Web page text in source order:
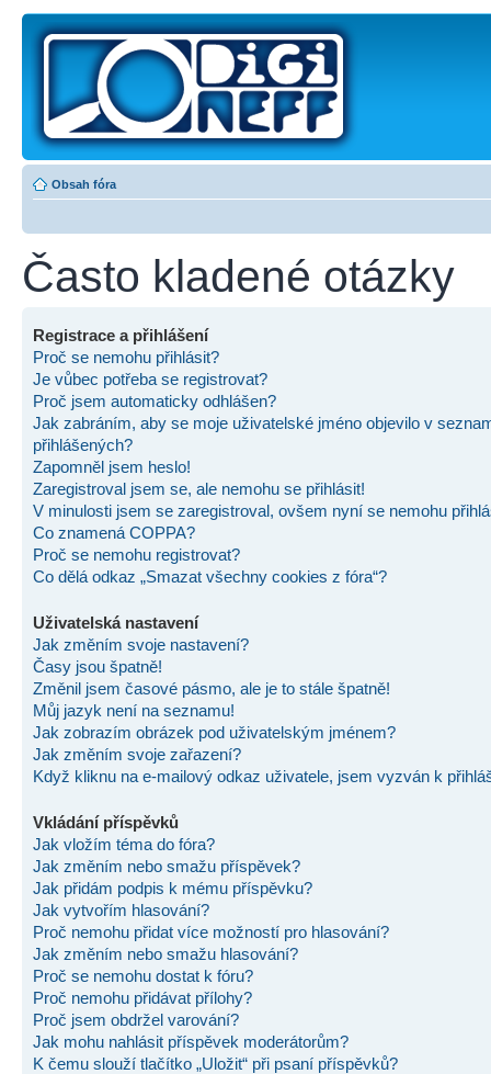
Obsah fóra
Často kladené otázky
Registrace a přihlášení
Proč se nemohu přihlásit?
Je vůbec potřeba se registrovat?
Proč jsem automaticky odhlášen?
Jak zabráním, aby se moje uživatelské jméno objevilo v
přihlášených?
Zapomněl jsem heslo!
Zaregistroval jsem se, ale nemohu se přihlásit!
V minulosti jsem se zaregistroval, ovšem nyní se nemohu
Co znamená COPPA?
Proč se nemohu registrovat?
Co dělá odkaz „Smazat všechny cookies z fóra“?
Uživatelská nastavení
Jak změním svoje nastavení?
Časy jsou špatně!
Změnil jsem časové pásmo, ale je to stále špatně!
Můj jazyk není na seznamu!
Jak zobrazím obrázek pod uživatelským jménem?
Jak změním svoje zařazení?
Když kliknu na e-mailový odkaz uživatele, jsem vyzván k
Vkládání příspěvků
Jak vložím téma do fóra?
Jak změním nebo smažu příspěvek?
Jak přidám podpis k mému příspěvku?
Jak vytvořím hlasování?
Proč nemohu přidat více možností pro hlasování?
Jak změním nebo smažu hlasování?
Proč se nemohu dostat k fóru?
Proč nemohu přidávat přílohy?
Proč jsem obdržel varování?
Jak mohu nahlásit příspěvek moderátorům?
K čemu slouží tlačítko „Uložit“ při psaní příspěvků?